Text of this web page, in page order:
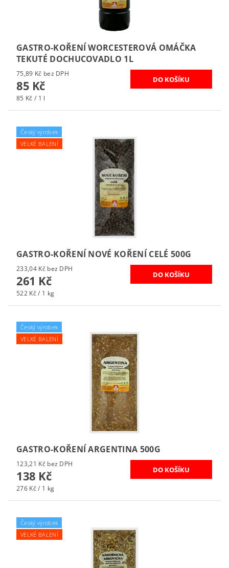
GASTRO-KOŘENÍ WORCESTEROVÁ OMÁČKA
TEKUTÉ DOCHUCOVADLO 1L
75,89 Kč bez DPH
85 Kč
85 Kč / 1 l
Český výrobek
VELKÉ BALENÍ
GASTRO-KOŘENÍ NOVÉ KOŘENÍ CELÉ 500G
233,04 Kč bez DPH
261 Kč
522 Kč / 1 kg
Český výrobek
VELKÉ BALENÍ
GASTRO-KOŘENÍ ARGENTINA 500G
123,21 Kč bez DPH
138 Kč
276 Kč / 1 kg
Český výrobek
VELKÉ BALENÍ